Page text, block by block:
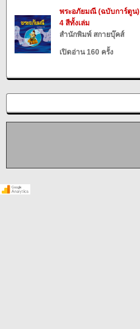
พระอภัยมณี (ฉบับการ์ตูน)
4 สีทั้งเล่ม
สำนักพิมพ์ สกายบุ๊คส์
เปิดอ่าน 160 ครั้ง